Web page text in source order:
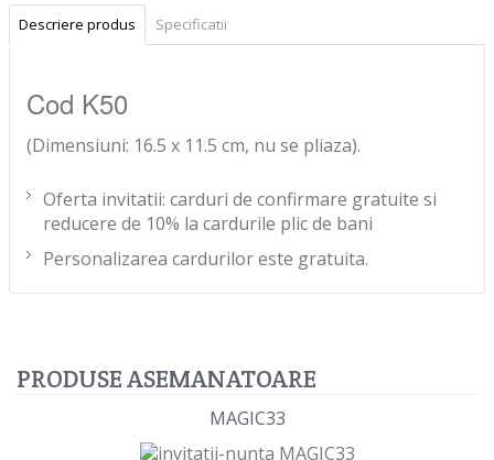
Descriere produs Specificatii
Cod K50
(Dimensiuni: 16.5 x 11.5 cm, nu se pliaza).
Oferta invitatii: carduri de confirmare gratuite si
reducere de 10% la cardurile plic de bani
Personalizarea cardurilor este gratuita.
PRODUSE ASEMANATOARE
MAGIC33